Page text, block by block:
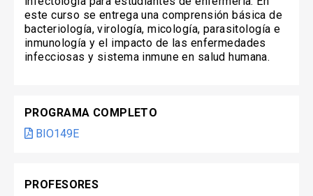
este curso se entrega una comprensión básica de
bacteriología, virología, micología, parasitología e
inmunología y el impacto de las enfermedades
infecciosas y sistema inmune en salud humana.
PROGRAMA COMPLETO
BIO149E
PROFESORES